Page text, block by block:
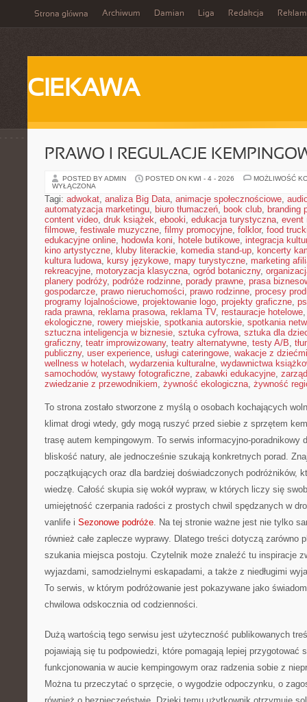
Strona główna Archiwum Damian Liga Redakcja
CIEKAWA
PRAWO I REGULACJE
POSTED BY ADMIN POSTED ON KWI - 4 - 2026
MOŻLIWOŚĆ
WYŁĄCZONA
Tagi: adwokat, analiza Big Data, animacje społecznościowe,
automatyzacja marketingu, biuro tłumaczeń, book club, branding
content video, druk książek, ebooki, edukacja turystyczna, event
filmowe, festiwale muzyczne, filmy promocyjne, folklor, food
edukacyjne online, hodowla koni, hotele butikowe, integracja
kino artystyczne, kluby literackie, komedia stand-up, koncerty
kultura ludowa, kursy językowe, mapy turystyczne, marketing
rekreacyjne, motoryzacja klasyczna, ogród botaniczny,
planery podróży, podróże rodzinne, porady prawne, prasa
gospodarcze, prawo nieruchomości, prawo rodzinne, procesy
programy lojalnościowe, projektowanie logo, projekty graficzne,
rada prawna, reklama prasowa, reklama TV, restauracje hotelowe
ekologiczne, rowery miejskie, spotkania autorskie, spotkania
sztuczna inteligencja w biznesie, sztuka cyfrowa, sztuka dla
graficzny, teatr improwizowany, teatry alternatywne, testy A/B,
publiczny, user experience, usługi cateringowe, wakacje z dziećmi
wellness w hotelach, wydarzenia kulturalne, wydawnictwa
samochodów, wystawy fotograficzne, zabawki edukacyjne,
zwiedzanie z przewodnikiem, żywność ekologiczna, żywność
To strona zostało stworzone z myślą o osobach kochających
klimat drogi wtedy, gdy mogą ruszyć przed siebie z sprzętem
trasę autem kempingowym. To serwis informacyjno-poradnikowy
bliskość natury, ale jednocześnie szukają konkretnych porad.
początkujących oraz dla bardziej doświadczonych podróżników,
wiedzę. Całość skupia się wokół wypraw, w których liczy się
umiejętność czerpania radości z prostych chwil spędzanych w
vanlife i Sezonowe podróże. Na tej stronie ważne jest nie tylko
również całe zaplecze wyprawy. Dlatego treści dotyczą zarówno
szukania miejsca postoju. Czytelnik może znaleźć tu inspiracje
wyjazdami, samodzielnymi eskapadami, a także z niedługimi
To serwis, w którym podróżowanie jest pokazywane jako
chwilowa odskocznia od codzienności.
Dużą wartością tego serwisu jest użyteczność publikowanych
pojawiają się tu podpowiedzi, które pomagają lepiej przygotować
funkcjonowania w aucie kempingowym oraz radzenia sobie z
Można tu przeczytać o sprzęcie, o wygodzie odpoczynku, o